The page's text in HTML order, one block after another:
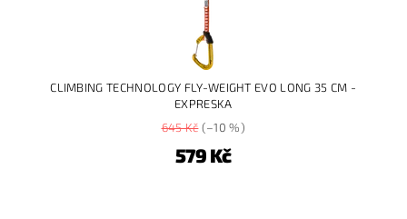
CLIMBING TECHNOLOGY FLY-WEIGHT EVO LONG 35 CM -
EXPRESKA
645 Kč(–10 %)
579 Kč